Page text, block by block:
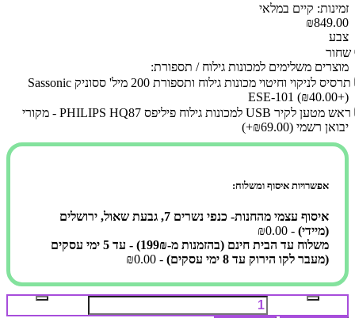
זמינות: קיים במלאי
₪849.00
צבע
שחור
מוצרים משלימים למכונות גילוח / תספורת:
תרסיס לניקוי וחיטוי מכונות גילוח ותספורת 200 מיל' ססוניק Sassonic
ESE-101 (₪40.00+)
ראש מטען לקיר USB למכונות גילוח פיליפס PHILIPS HQ87 - מקורי
יבואן רשמי (₪69.00+)
אפשרויות איסוף ומשלוח:
איסוף עצמי מהחנות- כנפי נשרים 7, גבעת שאול, ירושלים
(מיידי) - ₪0.00
משלוח עד הבית חינם (בהזמנות מ-199₪) - עד 5 ימי עסקים
(מעבר לקו הירוק עד 8 ימי עסקים)
- ₪0.00